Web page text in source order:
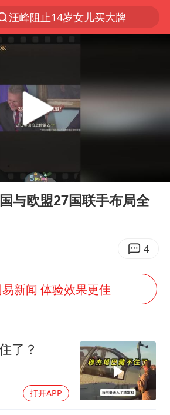
汪峰阻止14岁女儿买大牌
上半年我国机械工业经济运行稳中有进
美国将对多晶硅衍生品加征15%关税
泰国校园枪击案死亡人数升至7人
女孩摆摊卖菌子时收到北大通知书
年内第一高价股今日打新
粉笔教育发布“自曝式”公开信
广岛核爆81周年央视播《奥本海默》
四川宜宾市高县发生4.9级地震
国民党推出AI发言人“郑小文”
A股收盘：三大指数均涨超1%
“中国蔬菜之乡”最高温达41.8℃
与欧盟27国联手布局全
4
新闻 体验效果更佳
了？
打开APP